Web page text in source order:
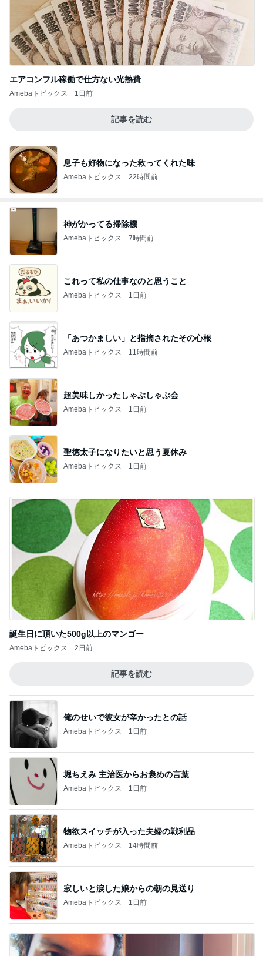
エアコンフル稼働で仕方ない光熱費
Amebaトピックス 1日前
記事を読む
息子も好物になった救ってくれた味
Amebaトピックス 22時間前
神がかってる掃除機
Amebaトピックス 7時間前
これって私の仕事なのと思うこと
Amebaトピックス 1日前
「あつかましい」と指摘されたその心根
Amebaトピックス 11時間前
超美味しかったしゃぶしゃぶ会
Amebaトピックス 1日前
聖徳太子になりたいと思う夏休み
Amebaトピックス 1日前
誕生日に頂いた500g以上のマンゴー
Amebaトピックス 2日前
記事を読む
俺のせいで彼女が辛かったとの話
Amebaトピックス 1日前
堀ちえみ 主治医からお褒めの言葉
Amebaトピックス 1日前
物欲スイッチが入った夫婦の戦利品
Amebaトピックス 14時間前
寂しいと涙した娘からの朝の見送り
Amebaトピックス 1日前